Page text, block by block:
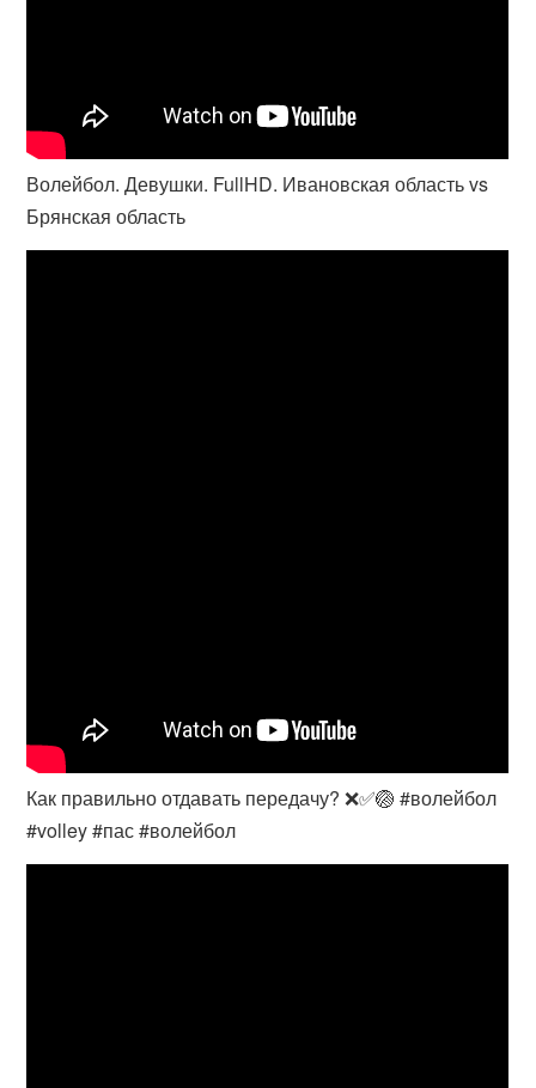
Волейбол. Девушки. FullHD. Ивановская область vs
Брянская область
Как правильно отдавать передачу? ❌✅🏐 #волейбол
#volley #пас #волейбол